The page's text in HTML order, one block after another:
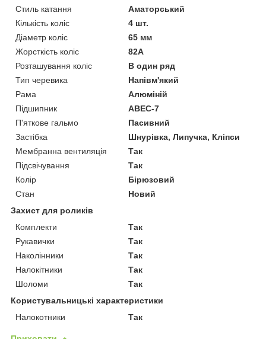
Стиль катання
Аматорський
Кількість коліс
4 шт.
Діаметр коліс
65 мм
Жорсткість коліс
82А
Розташування коліс
В один ряд
Тип черевика
Напівм'який
Рама
Алюміній
Підшипник
ABEC-7
П'яткове гальмо
Пасивний
Застібка
Шнурівка, Липучка, Кліпси
Мембранна вентиляція
Так
Підсвічування
Так
Колір
Бірюзовий
Стан
Новий
Захист для роликів
Комплекти
Так
Рукавички
Так
Наколінники
Так
Налокітники
Так
Шоломи
Так
Користувальницькі характеристики
Налокотники
Так